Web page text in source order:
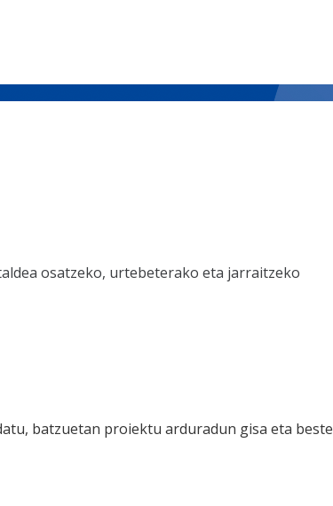
osatzeko, urtebeterako eta jarraitzeko
batzuetan proiektu arduradun gisa eta beste